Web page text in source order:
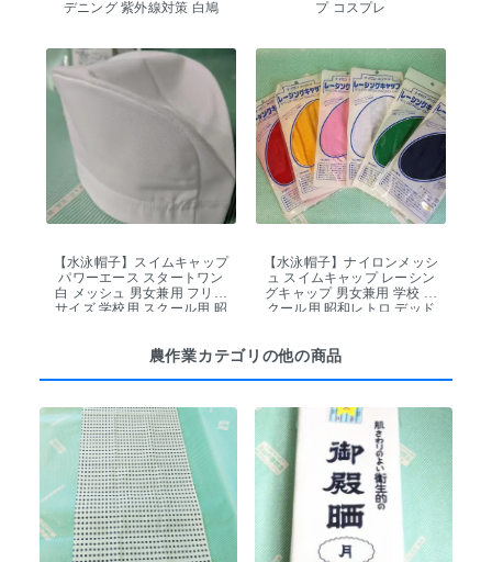
デニング 紫外線対策 白鳩 プ コスプレ
【水泳帽子】スイムキャップ
パワーエース スタートワン
白 メッシュ 男女兼用 フリー
サイズ 学校用 スクール用 昭
【水泳帽子】ナイロンメッシ
ュ スイムキャップ レーシン
グキャップ 男女兼用 学校 ス
クール用 昭和レトロ デッド
農作業カテゴリの他の商品